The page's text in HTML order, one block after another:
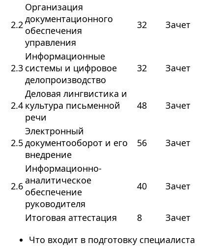
2.2
Организация
документационного
обеспечения
управления
32 Зачет
2.3
Информационные
системы и цифровое
делопроизводство
32 Зачет
2.4
Деловая лингвистика и
культура письменной
речи
48 Зачет
2.5
Электронный
документооборот и его
внедрение
56 Зачет
2.6
Информационно-
аналитическое
обеспечение
руководителя
40 Зачет
Итоговая аттестация 8
Зачет
Что входит в подготовку специалиста